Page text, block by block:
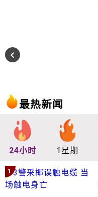
最热新闻
24小时 1星期
1